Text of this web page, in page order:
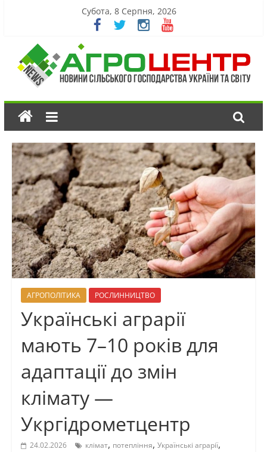
Субота, 8 Серпня, 2026
АГРОПОЛІТИКА РОСЛИННИЦТВО
Українські аграрії
мають 7–10 років для
адаптації до змін
клімату —
Укргідрометцентр
24.02.2026 клімат, потепління, Українські аграрії,